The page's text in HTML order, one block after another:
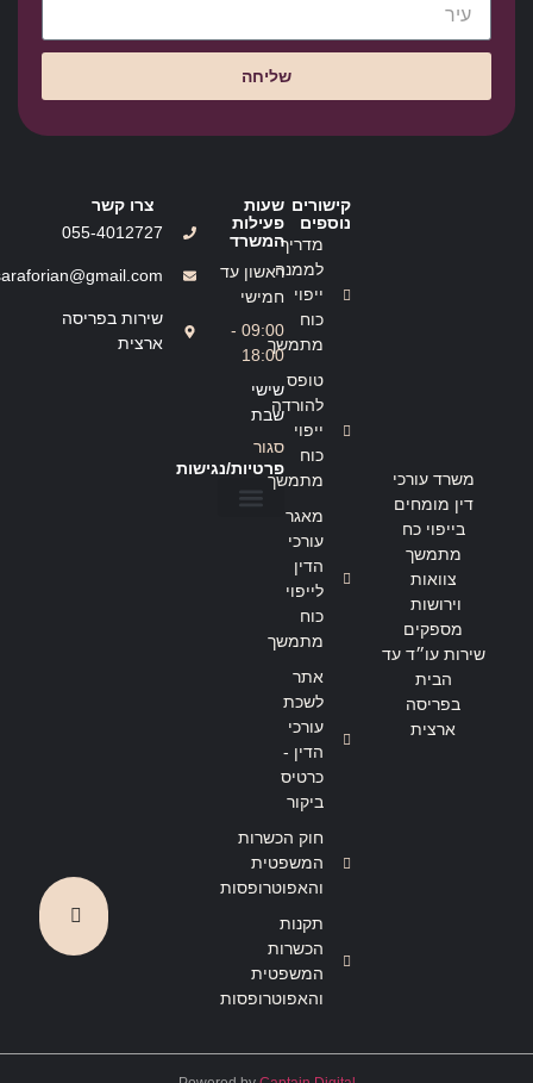
שליחה
משרד עורכי
דין מומחים
בייפוי כח
מתמשך
צוואות
וירושות
מספקים
שירות עו״ד עד
הבית
בפריסה
ארצית
קישורים
נוספים
מדריך
לממנה
ייפוי
כוח
מתמשך
טופס
להורדה
ייפוי
כוח
מתמשך
מאגר
עורכי
הדין
לייפוי
כוח
מתמשך
אתר
לשכת
עורכי
הדין -
כרטיס
ביקור
חוק הכשרות
המשפטית
והאפוטרופסות
תקנות
הכשרות
המשפטית
והאפוטרופסות
שעות
פעילות
המשרד
ראשון עד
חמישי
09:00 -
18:00
שישי
שבת
סגור
פרטיות/נגישות
צרו קשר
055-4012727
שירות בפריסה
ארצית